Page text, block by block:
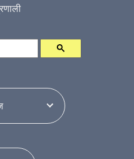
विषय सूची परिवर्तन करें